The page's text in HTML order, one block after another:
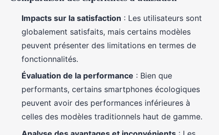
Impacts sur la satisfaction : Les utilisateurs sont
globalement satisfaits, mais certains modèles
peuvent présenter des limitations en termes de
fonctionnalités.
Évaluation de la performance : Bien que
performants, certains smartphones écologiques
peuvent avoir des performances inférieures à
celles des modèles traditionnels haut de gamme.